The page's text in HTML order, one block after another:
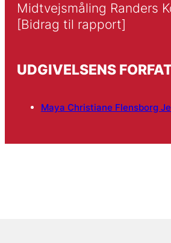
Midtvejsmåling Randers
[Bidrag til rapport]
UDGIVELSENS
Maya Christiane Flensborg